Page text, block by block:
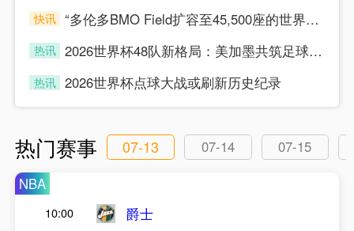
快讯
“多伦多BMO Field扩容至45,500座的世界杯声场适配性仿真分析（2026）”
热讯
2026世界杯48队新格局：美加墨共筑足球盛宴，北美势力版图全面重构
热讯 2026世界杯点球大战或刷新历史纪录
热门赛事 07-13 07-14
07-15
NBA
10:00
爵士